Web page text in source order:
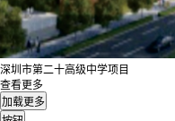
深圳市第二十高级中学项目
查看更多